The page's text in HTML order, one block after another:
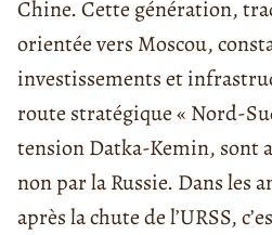
Chine. Cette génération,
orientée vers Moscou,
investissements et
route stratégique « Nord-
tension Datka-Kemin, sont
non par la Russie. Dans les
après la chute de l’URSS,